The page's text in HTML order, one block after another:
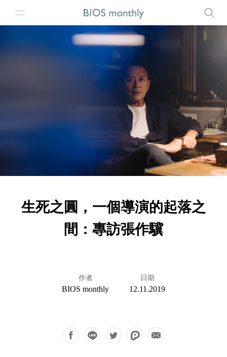
生死之圓，一個導演的起落之
間：專訪張作驥
作者
BIOS monthly
日期
12.11.2019